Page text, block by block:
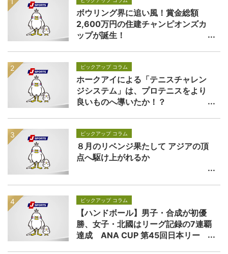
ボウリング界に追い風！賞金総額
2,600万円の住建チャンピオンズカ
ップが誕生！
ピックアップ コラム
ホークアイによる「テニスチャレン
ジシステム」は、プロテニスをより
良いものへ導いたか！？
ピックアップ コラム
８月のリベンジ果たして アジアの頂
点へ駆け上がれるか
ピックアップ コラム
【ハンドボール】男子・合成が初優
勝、女子・北國はリーグ記録の7連覇
達成 ANA CUP 第45回日本リー